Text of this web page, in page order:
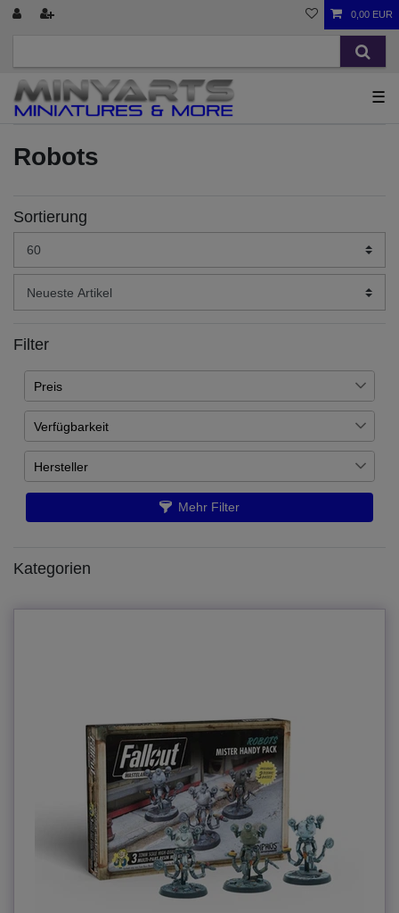
0,00 EUR
☰
Robots
Sortierung
Filter
Preis
€ ― €
Übernehmen
Verfügbarkeit
Auf Lager 4
Artikel ist nachbestellt 4
Hersteller
Modiphius Entertainment 8
Mehr Filter
Kategorien